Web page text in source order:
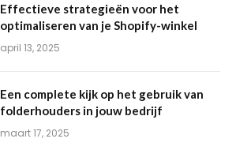
Effectieve strategieën voor het
optimaliseren van je Shopify-winkel
april 13, 2025
Een complete kijk op het gebruik van
folderhouders in jouw bedrijf
maart 17, 2025